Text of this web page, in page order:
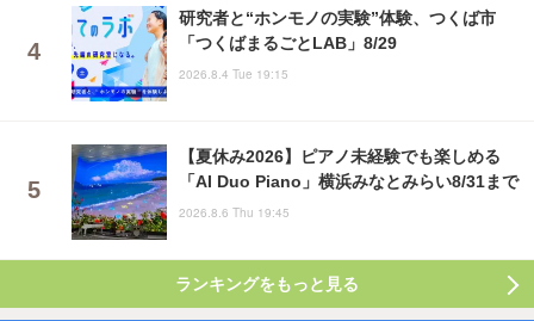
研究者と“ホンモノの実験”体験、つくば市
「つくばまるごとLAB」8/29
2026.8.4 Tue 19:15
【夏休み2026】ピアノ未経験でも楽しめる
「AI Duo Piano」横浜みなとみらい8/31まで
2026.8.6 Thu 19:45
ランキングをもっと見る